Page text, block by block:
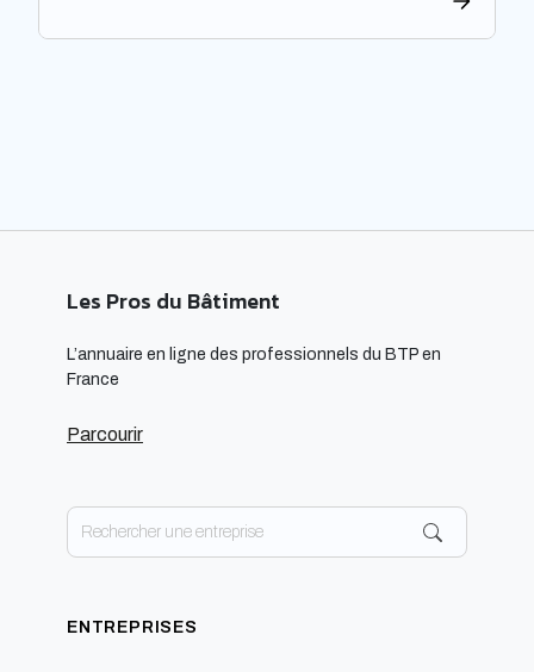
l’adoption de cette approche, en développant des
Les Pros du Bâtiment
L’annuaire en ligne des professionnels du BTP en
France
Parcourir
ENTREPRISES